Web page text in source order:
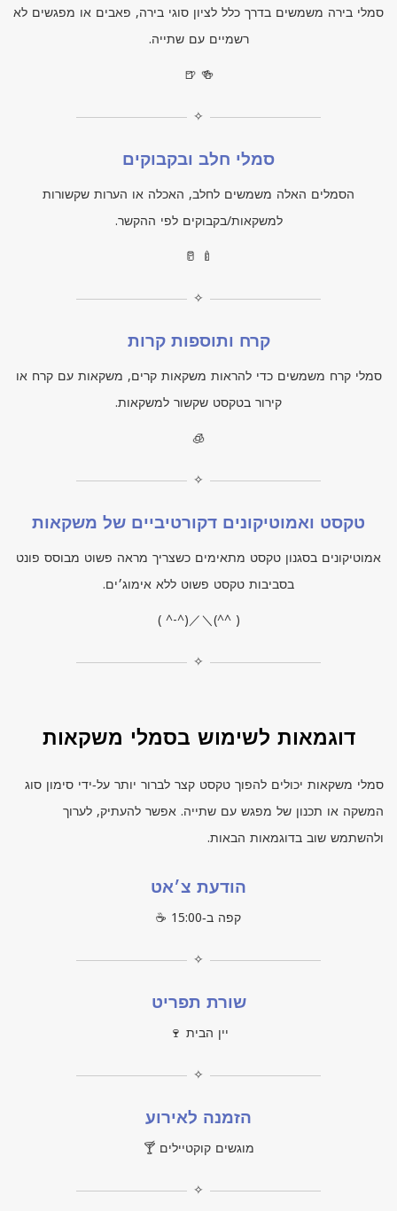
סמלי בירה משמשים בדרך כלל לציון סוגי בירה, פאבים או מפגשים לא
רשמיים עם שתייה.
🍺 🍻
✧
סמלי חלב ובקבוקים
הסמלים האלה משמשים לחלב, האכלה או הערות שקשורות
למשקאות/בקבוקים לפי ההקשר.
🥛 🍼
✧
קרח ותוספות קרות
סמלי קרח משמשים כדי להראות משקאות קרים, משקאות עם קרח או
קירור בטקסט שקשור למשקאות.
🧊
✧
טקסט ואמוטיקונים דקורטיביים של משקאות
אמוטיקונים בסגנון טקסט מתאימים כשצריך מראה פשוט מבוסס פונט
בסביבות טקסט פשוט ללא אימוג׳ים.
( ^-^)／＼(^^ )
✧
דוגמאות לשימוש בסמלי משקאות
סמלי משקאות יכולים להפוך טקסט קצר לברור יותר על‑ידי סימון סוג
המשקה או תכנון של מפגש עם שתייה. אפשר להעתיק, לערוך
ולהשתמש שוב בדוגמאות הבאות.
הודעת צ׳אט
קפה ב‑15:00 ☕
✧
שורת תפריט
יין הבית 🍷
✧
הזמנה לאירוע
מוגשים קוקטיילים 🍸
✧